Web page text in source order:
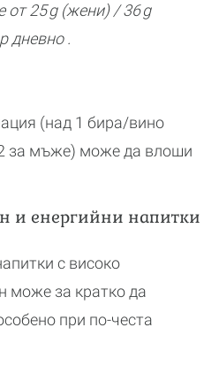
от 25 g (жени) / 36 g
дневно .
(над 1 бира/вино
за мъже) може да влоши
и енергийни напитки
с високо
може за кратко да
при по-честа